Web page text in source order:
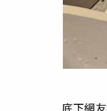
底下網